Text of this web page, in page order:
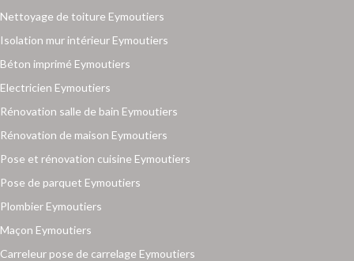
Nettoyage de toiture Eymoutiers
Isolation mur intérieur Eymoutiers
Béton imprimé Eymoutiers
Electricien Eymoutiers
Rénovation salle de bain Eymoutiers
Rénovation de maison Eymoutiers
Pose et rénovation cuisine Eymoutiers
Pose de parquet Eymoutiers
Plombier Eymoutiers
Maçon Eymoutiers
Carreleur pose de carrelage Eymoutiers